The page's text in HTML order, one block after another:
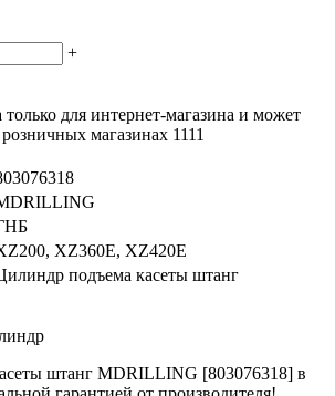
+
для интернет-магазина и может
магазинах 1111
XZ360E, XZ420E
подъема касеты штанг
штанг MDRILLING [803076318] в